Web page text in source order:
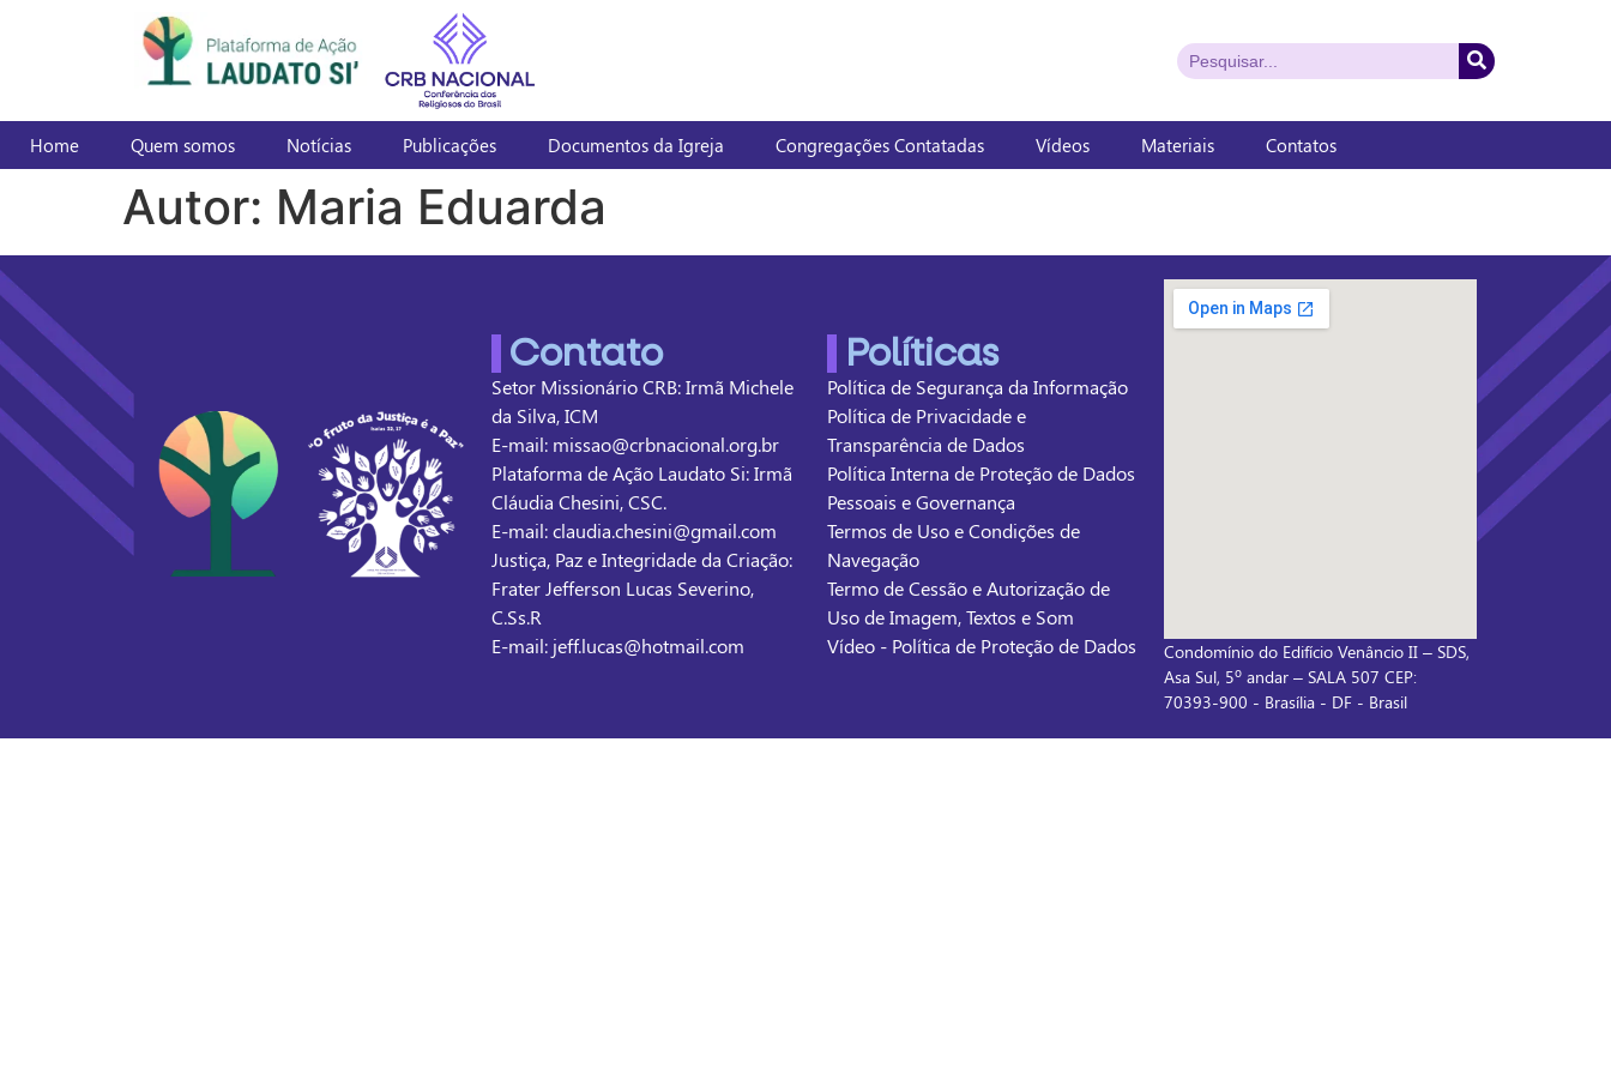
Home Quem somos Notícias Publicações Documentos da Igreja Congregações Contatadas Vídeos Materiais Contatos
Autor: Maria Eduarda
Contato
Setor Missionário CRB: Irmã Michele
da Silva, ICM
E-mail: missao@crbnacional.org.br
Plataforma de Ação Laudato Si: Irmã
Cláudia Chesini, CSC.
E-mail: claudia.chesini@gmail.com
Justiça, Paz e Integridade da Criação:
Frater Jefferson Lucas Severino,
C.Ss.R
E-mail: jeff.lucas@hotmail.com
Políticas
Política de Segurança da Informação
Política de Privacidade e
Transparência de Dados
Política Interna de Proteção de Dados
Pessoais e Governança
Termos de Uso e Condições de
Navegação
Termo de Cessão e Autorização de
Uso de Imagem, Textos e Som
Vídeo - Política de Proteção de Dados
Condomínio do Edifício Venâncio II – SDS,
Asa Sul, 5º andar – SALA 507 CEP:
70393-900 - Brasília - DF - Brasil